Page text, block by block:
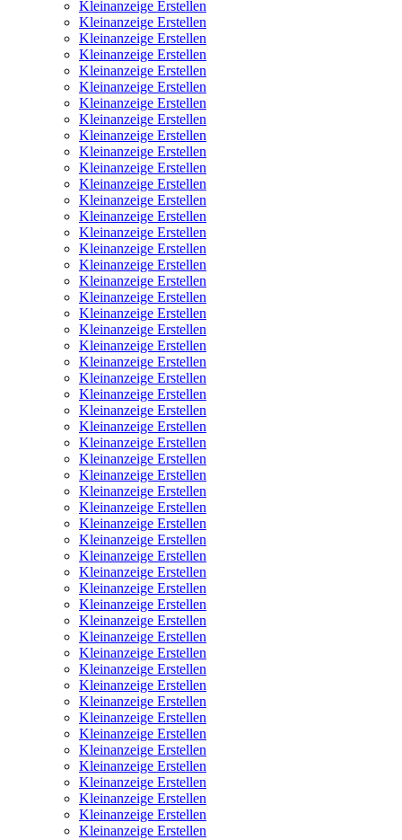
Kleinanzeige Erstellen
Kleinanzeige Erstellen
Kleinanzeige Erstellen
Kleinanzeige Erstellen
Kleinanzeige Erstellen
Kleinanzeige Erstellen
Kleinanzeige Erstellen
Kleinanzeige Erstellen
Kleinanzeige Erstellen
Kleinanzeige Erstellen
Kleinanzeige Erstellen
Kleinanzeige Erstellen
Kleinanzeige Erstellen
Kleinanzeige Erstellen
Kleinanzeige Erstellen
Kleinanzeige Erstellen
Kleinanzeige Erstellen
Kleinanzeige Erstellen
Kleinanzeige Erstellen
Kleinanzeige Erstellen
Kleinanzeige Erstellen
Kleinanzeige Erstellen
Kleinanzeige Erstellen
Kleinanzeige Erstellen
Kleinanzeige Erstellen
Kleinanzeige Erstellen
Kleinanzeige Erstellen
Kleinanzeige Erstellen
Kleinanzeige Erstellen
Kleinanzeige Erstellen
Kleinanzeige Erstellen
Kleinanzeige Erstellen
Kleinanzeige Erstellen
Kleinanzeige Erstellen
Kleinanzeige Erstellen
Kleinanzeige Erstellen
Kleinanzeige Erstellen
Kleinanzeige Erstellen
Kleinanzeige Erstellen
Kleinanzeige Erstellen
Kleinanzeige Erstellen
Kleinanzeige Erstellen
Kleinanzeige Erstellen
Kleinanzeige Erstellen
Kleinanzeige Erstellen
Kleinanzeige Erstellen
Kleinanzeige Erstellen
Kleinanzeige Erstellen
Kleinanzeige Erstellen
Kleinanzeige Erstellen
Kleinanzeige Erstellen
Kleinanzeige Erstellen